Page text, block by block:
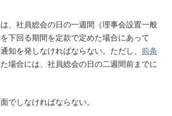
、社員総会の日の一週間（理事会設置一般
下回る期間を定款で定めた場合にあって
知を発しなければならない。ただし、 前条
場合には、社員総会の日の二週間前までに
でしなければならない。